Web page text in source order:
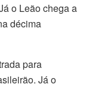
o Leão chega a
décima
para
Já o